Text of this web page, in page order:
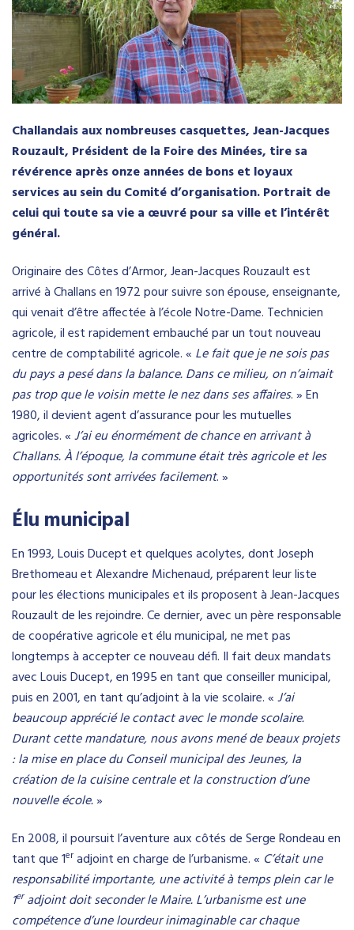
Challandais aux nombreuses casquettes, Jean-Jacques
Rouzault, Président de la Foire des Minées, tire sa
révérence après onze annéesde bons et loyaux
services au sein du Comité d’organisation. Portrait de
celui qui toute sa vie a œuvré pour sa ville et l’intérêt
général.
Originaire des Côtes d’Armor, Jean-Jacques Rouzault est
arrivé à Challans en 1972 pour suivre son épouse, enseignante,
qui venait d’être affectée à l’école Notre-Dame. Technicien
agricole, il est rapidement embauché par un tout nouveau
centre de comptabilité agricole. « Le fait que je ne sois pas
du pays a pesé dans la balance. Dans ce milieu, on n’aimait
pas trop que le voisin mette le nez dans ses affaires. » En
1980, il devient agent d’assurance pour les mutuelles
agricoles. «J’ai eu énormément de chance en arrivant à
Challans. À l’époque, la commune était très agricole et les
opportunités sont arrivées facilement. »
Élu municipal
En 1993, Louis Ducept et quelques acolytes, dont Joseph
Brethomeau et Alexandre Michenaud, préparent leur liste
pour les élections municipales et ils proposent à Jean-Jacques
Rouzault de les rejoindre. Ce dernier, avec un père responsable
de coopérative agricole et élu municipal, ne met pas
longtemps à accepter ce nouveau défi. Il fait deux mandats
avec Louis Ducept, en 1995 en tant que conseiller municipal,
puis en 2001, en tant qu’adjoint à la vie scolaire. «J’ai
beaucoup apprécié le contact avec le monde scolaire.
Durant cette mandature, nous avons mené de beaux projets
: la mise en place du Conseil municipal des Jeunes, la
création de la cuisine centrale et la construction d’une
nouvelle école.»
En 2008, il poursuit l’aventure aux côtés de Serge Rondeau en
tant que 1er adjoint en charge de l’urbanisme. « C’était une
responsabilité importante, une activité à temps plein car le
1eradjoint doit seconder le Maire. L’urbanisme est une
compétence d’une lourdeur inimaginable car chaque